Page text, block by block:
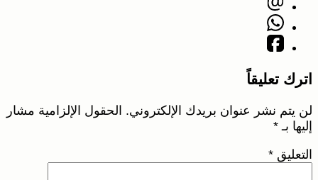
اترك تعليقاً
لن يتم نشر عنوان بريدك الإلكتروني. الحقول الإلزامية مشار
إليها بـ *
التعليق *